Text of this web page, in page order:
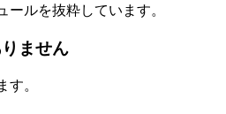
ルを抜粋しています。
ません
す。